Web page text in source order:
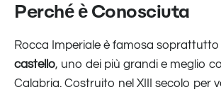
Perché è Conosciuta
Rocca Imperiale è famosa soprattutto
castello, uno dei più grandi e meglio
Calabria. Costruito nel XIII secolo per